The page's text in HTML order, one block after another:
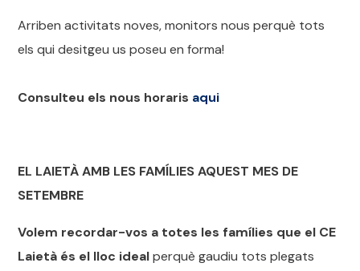
Arriben activitats noves, monitors nous perquè tots
els qui desitgeu us poseu en forma!
Consulteu els nous horaris aqui
EL LAIETÀ AMB LES FAMÍLIES AQUEST MES DE
SETEMBRE
Volem recordar-vos a totes les famílies que el CE
Laietà és el lloc idealperquè gaudiu tots plegats